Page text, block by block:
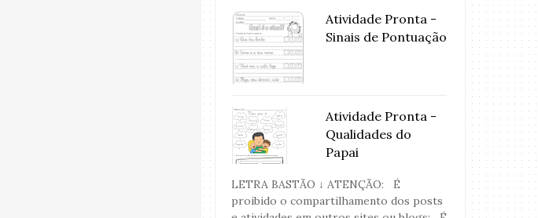
Atividade Pronta -
Sinais de Pontuação
Atividade Pronta -
Qualidades do
Papai
LETRA BASTÃO ↓ ATENÇÃO: É
proibido o compartilhamento dos posts